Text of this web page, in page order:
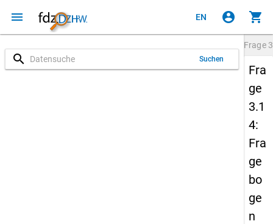
menu EN account_circle shopping_cart
search Suchen
Frage
Fra
ge
3.1
4:
Fra
ge
bo
ge
n